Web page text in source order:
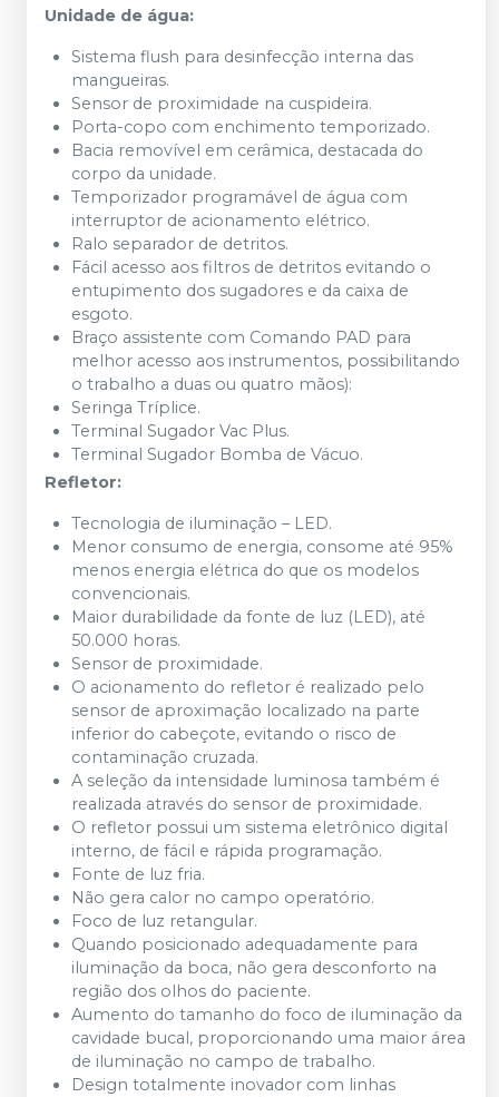
Unidade de água:
Sistema flush para desinfecção interna das
mangueiras.
Sensor de proximidade na cuspideira.
Porta-copo com enchimento temporizado.
Bacia removível em cerâmica, destacada do
corpo da unidade.
Temporizador programável de água com
interruptor de acionamento elétrico.
Ralo separador de detritos.
Fácil acesso aos filtros de detritos evitando o
entupimento dos sugadores e da caixa de
esgoto.
Braço assistente com Comando PAD para
melhor acesso aos instrumentos, possibilitando
o trabalho a duas ou quatro mãos):
Seringa Tríplice.
Terminal Sugador Vac Plus.
Terminal Sugador Bomba de Vácuo.
Refletor:
Tecnologia de iluminação – LED.
Menor consumo de energia, consome até 95%
menos energia elétrica do que os modelos
convencionais.
Maior durabilidade da fonte de luz (LED), até
50.000 horas.
Sensor de proximidade.
O acionamento do refletor é realizado pelo
sensor de aproximação localizado na parte
inferior do cabeçote, evitando o risco de
contaminação cruzada.
A seleção da intensidade luminosa também é
realizada através do sensor de proximidade.
O refletor possui um sistema eletrônico digital
interno, de fácil e rápida programação.
Fonte de luz fria.
Não gera calor no campo operatório.
Foco de luz retangular.
Quando posicionado adequadamente para
iluminação da boca, não gera desconforto na
região dos olhos do paciente.
Aumento do tamanho do foco de iluminação da
cavidade bucal, proporcionando uma maior área
de iluminação no campo de trabalho.
Design totalmente inovador com linhas